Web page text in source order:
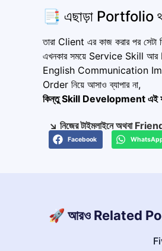
📑 এছাড়া Portfolio
তারা Client এর কাজ করার পর
এখনকার সময়ে Service Skill
English Communication
Order নিয়ে আসাও ব্যাপার না,
কিন্তু Skill Development এই
↘️ নিজের টাইমলাইনে অথবা
Facebook
🚀 আরও Related